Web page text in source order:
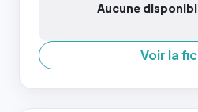
Aucune
Voir la